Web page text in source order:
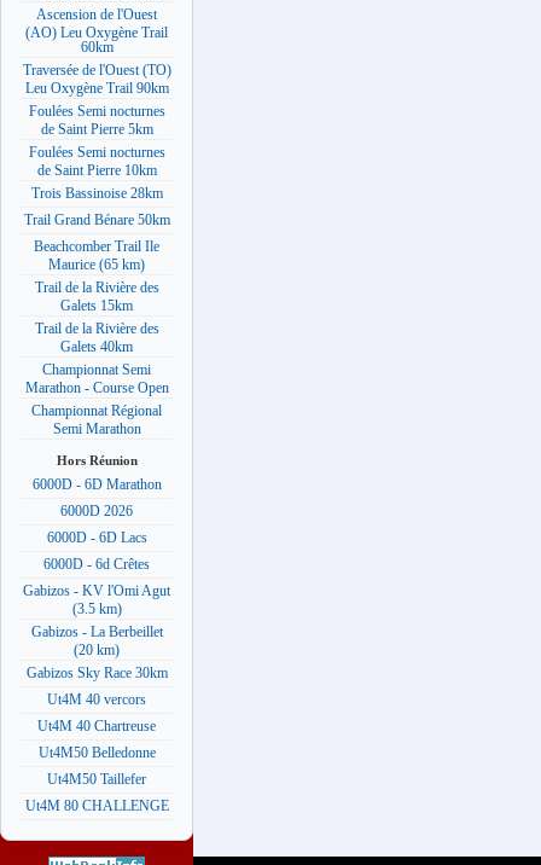
Ascension de l'Ouest
(AO) Leu Oxygène Trail
60km
Traversée de l'Ouest (TO)
Leu Oxygène Trail 90km
Foulées Semi nocturnes
de Saint Pierre 5km
Foulées Semi nocturnes
de Saint Pierre 10km
Trois Bassinoise 28km
Trail Grand Bénare 50km
Beachcomber Trail Ile
Maurice (65 km)
Trail de la Rivière des
Galets 15km
Trail de la Rivière des
Galets 40km
Championnat Semi
Marathon - Course Open
Championnat Régional
Semi Marathon
Hors Réunion
6000D - 6D Marathon
6000D 2026
6000D - 6D Lacs
6000D - 6d Crêtes
Gabizos - KV l'Omi Agut
(3.5 km)
Gabizos - La Berbeillet
(20 km)
Gabizos Sky Race 30km
Ut4M 40 vercors
Ut4M 40 Chartreuse
Ut4M50 Belledonne
Ut4M50 Taillefer
Ut4M 80 CHALLENGE